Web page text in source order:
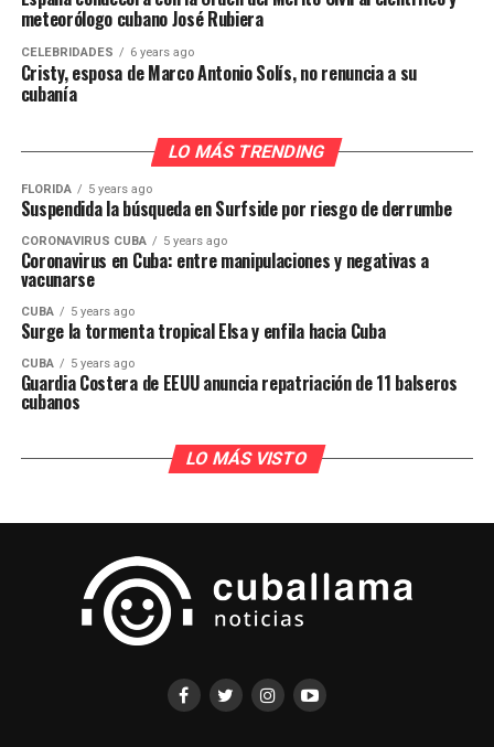
meteorólogo cubano José Rubiera
CELEBRIDADES 6 years ago
Cristy, esposa de Marco Antonio Solís, no renuncia a su
cubanía
LO MÁS TRENDING
FLORIDA 5 years ago
Suspendida la búsqueda en Surfside por riesgo de derrumbe
CORONAVIRUS CUBA 5 years ago
Coronavirus en Cuba: entre manipulaciones y negativas a
vacunarse
CUBA 5 years ago
Surge la tormenta tropical Elsa y enfila hacia Cuba
CUBA 5 years ago
Guardia Costera de EEUU anuncia repatriación de 11 balseros
cubanos
LO MÁS VISTO